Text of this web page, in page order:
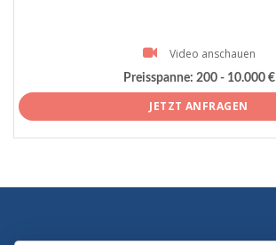
Video anschauen
Preisspanne: 200 - 10.000 €
JETZT ANFRAGEN